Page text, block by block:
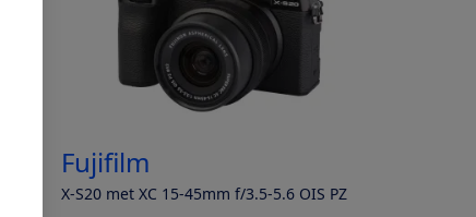
Fujifilm
X-S20 met XC 15-45mm f/3.5-5.6 OIS PZ